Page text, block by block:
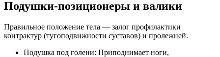
Подушки-позиционеры и валики
Правильное положение тела — залог профилактики
контрактур (тугоподвижности суставов) и пролежней.
Подушка под голени: Приподнимает ноги,